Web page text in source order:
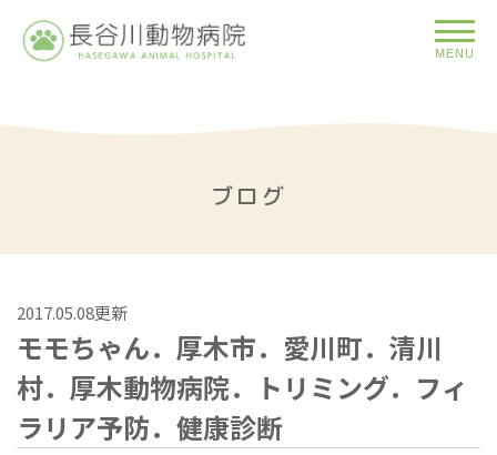
MENU
ブログ
2017.05.08更新
モモちゃん．厚木市．愛川町．清川
村．厚木動物病院．トリミング．フィ
ラリア予防．健康診断